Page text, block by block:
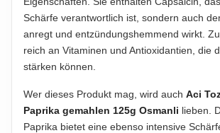
NETTOFÜLLMENGE
70g
übernommen. Bitte prüfen Sie die Angaben auf der
Schärfe verantwortlich ist, sondern auch
anregt und entzündungshemmend wirkt.
reich an Vitaminen und Antioxidantien, die
stärken können.
Wer dieses Produkt mag, wird auch Aci
Paprika gemahlen 125g Osmanli lieben.
Paprika bietet eine ebenso intensive